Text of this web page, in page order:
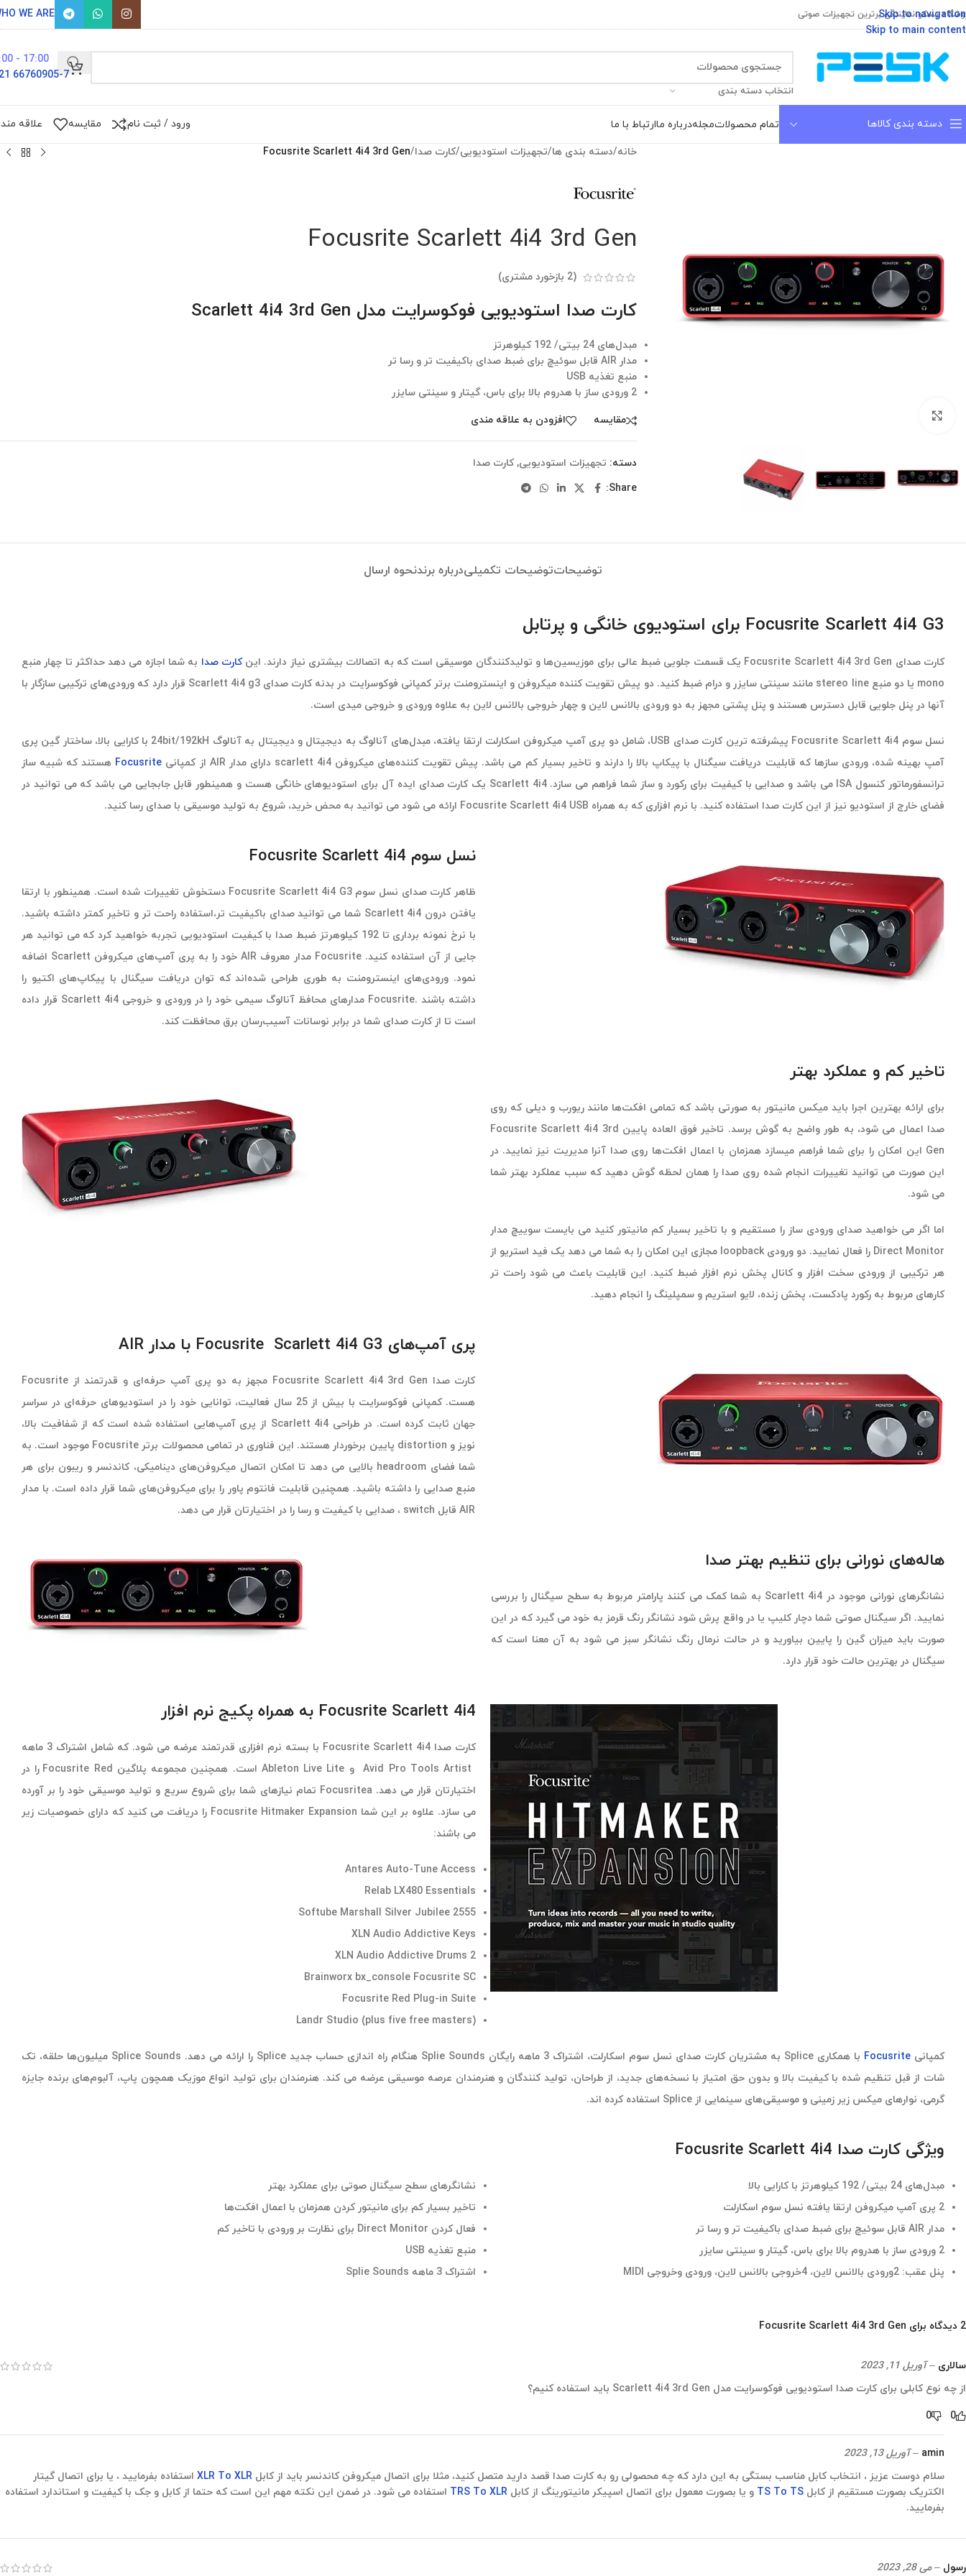
Skip to navigation
Skip to main content
پسکو نمایندگی برترین تجهیزات صوتی WE ARE
انتخاب دسته بندی
17:00 - 9:00
66760905-7 021
دسته بندی کالاها تمام محصولاتمجلهدرباره ماارتباط با ما ورود / ثبت نام مقایسه علاقه
خانه/دسته بندی ها/تجهیزات استودیویی/کارت صدا/
Focusrite Scarlett 4i4 3rd Gen
Focusrite Scarlett 4i4 3rd Gen
(
2 بازخورد مشتری)
کارت صدا استودیویی فوکوسرایت مدل Scarlett 4i4 3rd Gen
مبدل‌های 24 بیتی/ 192 کیلوهرتز
مدار AIR قابل سوئیچ برای ضبط صدای باکیفیت تر و رسا تر
منبع تغذیه USB
2 ورودی ساز با هدروم بالا برای باس، گیتار و سینتی سایزر
مقایسه افزودن به علاقه مندی
دسته: تجهیزات استودیویی, کارت صدا
Share:
توضیحاتتوضیحات تکمیلیدرباره برندنحوه ارسال
Focusrite Scarlett 4i4 G3 برای استودیوی خانگی و پرتابل
کارت صدای Focusrite Scarlett 4i4 3rd Gen یک قسمت جلویی ضبط عالی برای موزیسین‌ها و تولیدکنندگان موسیقی است که به اتصالات بیشتری نیاز دارند. این کارت صدا به شما اجازه می دهد حداکثر تا چهار منبع
mono یا دو منبع stereo line مانند سینتی سایزر و درام ضبط کنید. دو پیش تقویت کننده میکروفن و اینسترومنت برتر کمپانی فوکوسرایت در بدنه کارت صدای Scarlett 4i4 g3 قرار دارد که ورودی‌های ترکیبی سازگار با
آنها در پنل جلویی قابل دسترس هستند و پنل پشتی مجهز به دو ورودی بالانس لاین و چهار خروجی بالانس لاین به علاوه ورودی و خروجی میدی است.
نسل سوم Focusrite Scarlett 4i4 پیشرفته ترین کارت صدای USB، شامل دو پری آمپ میکروفن اسکارلت ارتقا یافته، مبدل‌های آنالوگ به دیجیتال و دیجیتال به آنالوگ 24bit/192kH با کارایی بالا، ساختار گین پری
آمپ بهینه شده، ورودی سازها که قابلیت دریافت سیگنال با پیکاپ بالا را دارند و تاخیر بسیار کم می باشد. پیش تقویت کننده‌های میکروفن scarlett 4i4 دارای مدار AIR از کمپانی
Focusrite هستند که شبیه ساز
ترانسفورماتور کنسول ISA می باشد و صدایی با کیفیت برای رکورد و ساز شما فراهم می سازد. Scarlett 4i4 یک کارت صدای ایده آل برای استودیوهای خانگی هست و همینطور قابل جابجایی می باشد که می توانید در
فضای خارج از استودیو نیز از این کارت صدا استفاده کنید. با نرم افزاری که به همراه Focusrite Scarlett 4i4 USB ارائه می شود می توانید به محض خرید، شروع به تولید موسیقی با صدای رسا کنید.
نسل سوم Focusrite Scarlett 4i4
ظاهر کارت صدای نسل سوم Focusrite Scarlett 4i4 G3 دستخوش تغییرات شده است. همینطور با ارتقا
یافتن درون Scarlett 4i4 شما می توانید صدای باکیفیت تر،استفاده راحت تر و تاخیر کمتر داشته باشید.
با نرخ نمونه برداری تا 192 کیلوهرتز ضبط صدا با کیفیت استودیویی تجربه خواهید کرد که می توانید هر
جایی از آن استفاده کنید. Focusrite مدار معروف AIR خود را به پری آمپ‌های میکروفن Scarlett اضافه
نمود. ورودی‌های اینسترومنت به طوری طراحی شده‌اند که توان دریافت سیگنال با پیکاپ‌های اکتیو را
داشته باشند .Focusrite مدارهای محافظ آنالوگ سیمی خود را در ورودی و خروجی Scarlett 4i4 قرار داده
است تا از کارت صدای شما در برابر نوسانات آسیب‌رسان برق محافظت کند.
تاخیر کم و عملکرد بهتر
برای ارائه بهترین اجرا باید میکس مانیتور به صورتی باشد که تمامی افکت‌ها مانند ریورب و دیلی که روی
صدا اعمال می شود، به طور واضح به گوش برسد. تاخیر فوق العاده پایین Focusrite Scarlett 4i4 3rd
Gen این امکان را برای شما فراهم میسازد همزمان با اعمال افکت‌ها روی صدا آنرا مدیریت نیز نمایید. در
این صورت می توانید تغییرات انجام شده روی صدا را همان لحظه گوش دهید که سبب عملکرد بهتر شما
می شود.
اما اگر می خواهید صدای ورودی ساز را مستقیم و با تاخیر بسیار کم مانیتور کنید می بایست سوییچ مدار
Direct Monitor را فعال نمایید. دو ورودی loopback مجازی این امکان را به شما می دهد یک فید استریو از
هر ترکیبی از ورودی سخت افزار و کانال پخش نرم افزار ضبط کنید. این قابلیت باعث می شود راحت تر
کارهای مربوط به رکورد پادکست، پخش زنده، لایو استریم و سمپلینگ را انجام دهید.
پری آمپ‌های Focusrite Scarlett 4i4 G3 با مدار AIR
کارت صدا Focusrite Scarlett 4i4 3rd Gen مجهز به دو پری آمپ حرفه‌ای و قدرتمند از Focusrite
هست. کمپانی فوکوسرایت با بیش از 25 سال فعالیت، توانایی خود را در استودیوهای حرفه‌ای در سراسر
جهان ثابت کرده است. در طراحی Scarlett 4i4 از پری آمپ‌هایی استفاده شده است که از شفافیت بالا،
نویز و distortion پایین برخوردار هستند. این فناوری در تمامی محصولات برتر Focusrite موجود است. به
شما فضای headroom بالایی می دهد تا امکان اتصال میکروفن‌های دینامیکی، کاندنسر و ریبون برای هر
منبع صدایی را داشته باشید. همچنین قابلیت فانتوم پاور را برای میکروفن‌های شما قرار داده است. با مدار
AIR قابل switch ، صدایی با کیفیت و رسا را در اختیارتان قرار می دهد.
هاله‌های نورانی برای تنظیم بهتر صدا
نشانگرهای نورانی موجود در Scarlett 4i4 به شما کمک می کنند پارامتر مربوط به سطح سیگنال را بررسی
نمایید. اگر سیگنال صوتی شما دچار کلیپ یا در واقع پرش شود نشانگر رنگ قرمز به خود می گیرد که در این
صورت باید میزان گین را پایین بیاورید و در حالت نرمال رنگ نشانگر سبز می شود به آن معنا است که
سیگنال در بهترین حالت خود قرار دارد.
Focusrite Scarlett 4i4 به همراه پکیج نرم افزار
کارت صدا Focusrite Scarlett 4i4 با بسته نرم افزاری قدرتمند عرضه می شود. که شامل اشتراک 3 ماهه
Avid Pro Tools Artist و Ableton Live Lite است. همچنین مجموعه پلاگین Focusrite Red را در
اختیارتان قرار می دهد. Focusritea تمام نیازهای شما برای شروع سریع و تولید موسیقی خود را بر آورده
می سازد. علاوه بر این شما Focusrite Hitmaker Expansion را دریافت می کنید که دارای خصوصیات زیر
می باشند:
Antares Auto-Tune Access
Relab LX480 Essentials
Softube Marshall Silver Jubilee 2555
XLN Audio Addictive Keys
XLN Audio Addictive Drums 2
Brainworx bx_console Focusrite SC
Focusrite Red Plug-in Suite
Landr Studio (plus five free masters)
کمپانی Focusrite
با همکاری Splice به مشتریان کارت صدای نسل سوم اسکارلت، اشتراک 3 ماهه رایگان Splie Sounds هنگام راه اندازی حساب جدید Splice را ارائه می دهد. Splice Sounds میلیون‌ها حلقه، تک
شات از قبل تنظیم شده با کیفیت بالا و بدون حق امتیاز با نسخه‌های جدید، از طراحان، تولید کنندگان و هنرمندان عرصه موسیقی عرضه می کند. هنرمندان برای تولید انواع موزیک همچون پاپ، آلبوم‌های برنده جایزه
گرمی، نوارهای میکس زیر زمینی و موسیقی‌های سینمایی از Splice استفاده کرده اند.
ویژگی کارت صدا Focusrite Scarlett 4i4
مبدل‌های 24 بیتی/ 192 کیلوهرتز با کارایی بالا
2 پری آمپ میکروفن ارتقا یافته نسل سوم اسکارلت
مدار AIR قابل سوئیچ برای ضبط صدای باکیفیت تر و رسا تر
2 ورودی ساز با هدروم بالا برای باس، گیتار و سینتی سایزر
پنل عقب: 2ورودی بالانس لاین، 4خروجی بالانس لاین، ورودی وخروجی MIDI
نشانگرهای سطح سیگنال صوتی برای عملکرد بهتر
تاخیر بسیار کم برای مانیتور کردن همزمان با اعمال افکت‌ها
فعال کردن Direct Monitor برای نظارت بر ورودی با تاخیر کم
منبع تغذیه USB
اشتراک 3 ماهه Splie Sounds
2 دیدگاه برای Focusrite Scarlett 4i4 3rd Gen
سالاری – آوریل 11, 2023
از چه نوع کابلی برای کارت صدا استودیویی فوکوسرایت مدل Scarlett 4i4 3rd Gen باید استفاده کنیم؟
0
0
amin
– آوریل 13, 2023
سلام دوست عزیز ، انتخاب کابل مناسب بستگی به این دارد که چه محصولی رو به کارت صدا قصد دارید متصل کنید، مثلا برای اتصال میکروفن کاندنسر باید از کابل XLR To XLR استفاده بفرمایید ، یا برای اتصال گیتار
الکتریک بصورت مستقیم از کابل TS To TS و یا بصورت معمول برای اتصال اسپیکر مانیتورینگ از کابل TRS To XLR استفاده می شود. در ضمن این نکته مهم این است که حتما از کابل و جک با کیفیت و استاندارد استفاده
بفرمایید.
رسول – می 28, 2023